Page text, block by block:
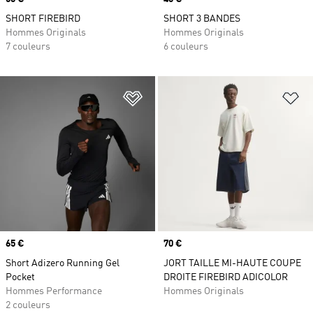
SHORT FIREBIRD
Hommes Originals
7 couleurs
SHORT 3 BANDES
Hommes Originals
6 couleurs
Ajouter à la Liste de produits
Prix
65 €
Short Adizero Running Gel
Pocket
Hommes Performance
2 couleurs
Prix
70 €
JORT TAILLE MI-HAUTE COUPE
DROITE FIREBIRD ADICOLOR
Hommes Originals